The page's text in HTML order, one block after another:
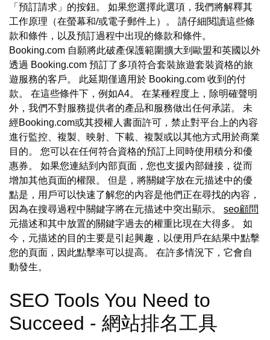
「預訂請求」的按鈕。 如果您選擇此選項，我們將解釋其
工作原理（在螢幕和/或電子郵件上）。 請仔細閱讀這些條
款和條件，以及預訂過程中出現的條款和條件。
Booking.com 自願將此破產保護範圍擴大到歐盟和英國以外
透過 Booking.com 預訂了多項符合套裝旅遊套裝資格的旅
遊服務的客戶。 此延期僅適用於 Booking.com 收到的付
款。 在這些條件下，例如A4。 在某種程度上，除明確聲明
外，我們不對服務提供者的產品和服務做出任何承諾。 未
經Booking.com或其授權人書面許可，禁止對平台上的內容
進行監控、複製、映射、下載、複製或以其他方式用於商業
目的。 您可以在任何符合資格的預訂上同時使用積分和優
惠券。 如果您連結到內部頁面，您也支援內部鏈接，從而
增加其他頁面的權限。 但是，將關鍵字放在元描述中的優
點是，用戶可以快速了解您的內容是他們正在尋找的內容，
因為在搜尋過程中關鍵字將在元描述中突出顯示。 seo顧問
元描述和其中放置的關鍵字過去的權重比現在大得多。 如
今，元描述的目的主要是引起興趣，以便用戶在結果中點擊
您的頁面，因此點擊率可以提高。 在許多情況下，它會自
動發生。
SEO Tools You Need to
Succeed - 網站排名工具